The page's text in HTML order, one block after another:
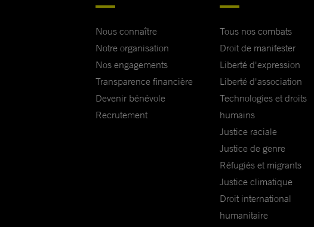
ou de s’engager dans des activités civiques.
Je vous prie d’agréer, Monsieur le Président, l’expression de ma
très haute considération.
Nous connaître
Notre organisation
Nos engagements
Transparence financière
Devenir bénévole
Recrutement
Tous nos combats
Droit de manifester
Liberté d'expression
Liberté d'association
Technologies et droits
humains
Justice raciale
Justice de genre
Réfugiés et migrants
Justice climatique
Droit international
humanitaire